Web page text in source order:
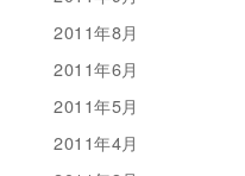
2011年8月
2011年6月
2011年5月
2011年4月